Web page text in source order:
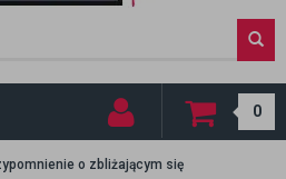
0
o zbliżającym się